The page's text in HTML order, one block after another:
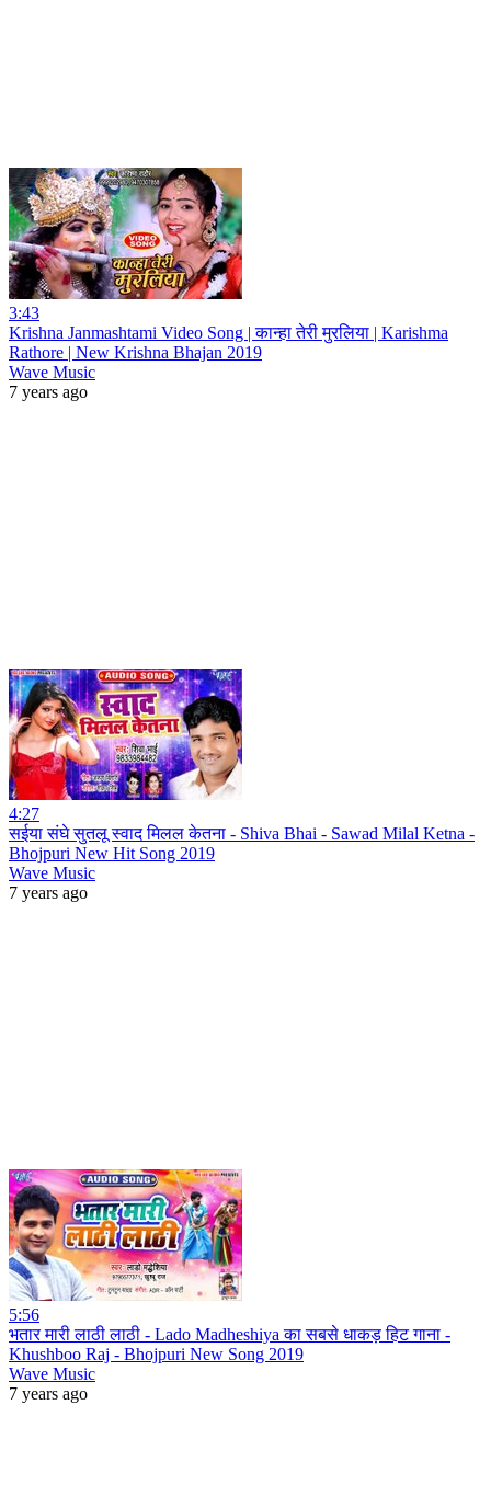
3:43
Krishna Janmashtami Video Song | कान्हा तेरी मुरलिया | Karishma
Rathore | New Krishna Bhajan 2019
Wave Music
7 years ago
4:27
सईया संघे सुतलू स्वाद मिलल केतना - Shiva Bhai - Sawad Milal Ketna -
Bhojpuri New Hit Song 2019
Wave Music
7 years ago
5:56
भतार मारी लाठी लाठी - Lado Madheshiya का सबसे धाकड़ हिट गाना -
Khushboo Raj - Bhojpuri New Song 2019
Wave Music
7 years ago